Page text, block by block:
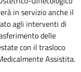
in servizio anche il
agli interventi di
delle
con il trasloco
Assistita.